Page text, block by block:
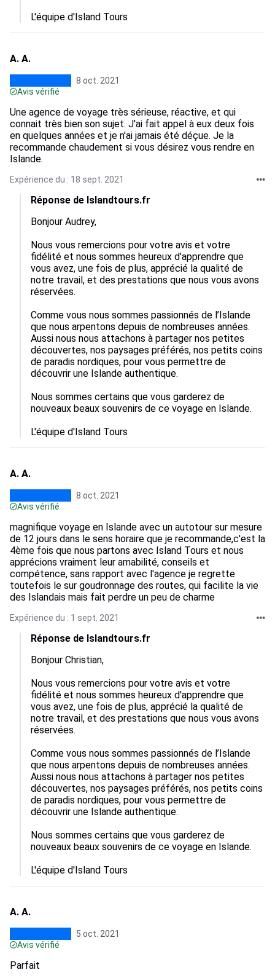
A. A.
8 oct. 2021
Avis vérifié
Une agence de voyage très sérieuse, réactive, et qui
connait très bien son sujet. J'ai fait appel à eux deux fois
en quelques années et je n'ai jamais été déçue. Je la
recommande chaudement si vous désirez vous rendre en
Islande.
Expérience du : 18 sept. 2021
Réponse de Islandtours.fr
Bonjour Audrey,
Nous vous remercions pour votre avis et votre
fidélité et nous sommes heureux d'apprendre que
vous avez, une fois de plus, apprécié la qualité de
notre travail, et des prestations que nous vous avons
réservées.
Comme vous nous sommes passionnés de l’Islande
que nous arpentons depuis de nombreuses années.
Aussi nous nous attachons à partager nos petites
découvertes, nos paysages préférés, nos petits coins
de paradis nordiques, pour vous permettre de
découvrir une Islande authentique.
Nous sommes certains que vous garderez de
nouveaux beaux souvenirs de ce voyage en Islande.
A. A.
8 oct. 2021
Avis vérifié
magnifique voyage en Islande avec un autotour sur mesure
de 12 jours dans le sens horaire que je recommande,c'est la
4ème fois que nous partons avec Island Tours et nous
apprécions vraiment leur amabilité, conseils et
compétence, sans rapport avec l'agence je regrette
toutefois le sur goudronnage des routes, qui facilite la vie
des Islandais mais fait perdre un peu de charme
Expérience du : 1 sept. 2021
Réponse de Islandtours.fr
Bonjour Christian,
Nous vous remercions pour votre avis et votre
fidélité et nous sommes heureux d'apprendre que
vous avez, une fois de plus, apprécié la qualité de
notre travail, et des prestations que nous vous avons
réservées.
Comme vous nous sommes passionnés de l’Islande
que nous arpentons depuis de nombreuses années.
Aussi nous nous attachons à partager nos petites
découvertes, nos paysages préférés, nos petits coins
de paradis nordiques, pour vous permettre de
découvrir une Islande authentique.
Nous sommes certains que vous garderez de
nouveaux beaux souvenirs de ce voyage en Islande.
A. A.
5 oct. 2021
Avis vérifié
Parfait